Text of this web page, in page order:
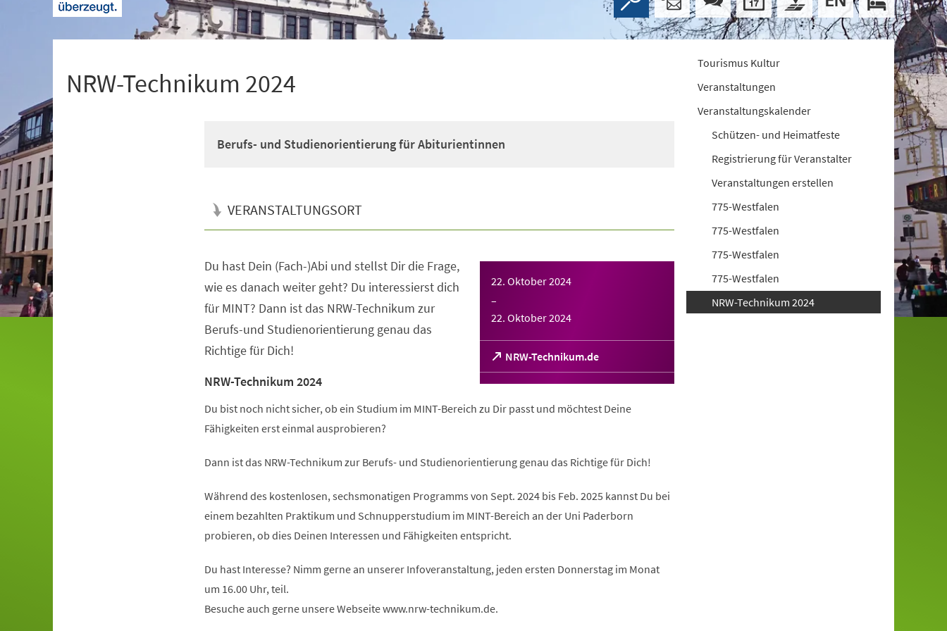
NRW-Technikum 2024
Berufs- und Studienorientierung für Abiturientinnen
VERANSTALTUNGSORT
22. Oktober 2024
–
22. Oktober 2024
NRW-Technikum.de
(Öffnet
in
einem
Tab)
Du hast Dein (Fach-)Abi und stellst Dir die Frage,
wie es danach weiter geht? Du interessierst dich
für MINT? Dann ist das NRW-Technikum zur
Berufs-und Studienorientierung genau das
Richtige für Dich!
NRW-Technikum 2024
Du bist noch nicht sicher, ob ein Studium im MINT-Bereich zu Dir passt und möchtest Deine
Fähigkeiten erst einmal ausprobieren?
Dann ist das NRW-Technikum zur Berufs- und Studienorientierung genau das Richtige für Dich!
Während des kostenlosen, sechsmonatigen Programms von Sept. 2024 bis Feb. 2025 kannst Du bei
einem bezahlten Praktikum und Schnupperstudium im MINT-Bereich an der Uni Paderborn
probieren, ob dies Deinen Interessen und Fähigkeiten entspricht.
Du hast Interesse? Nimm gerne an unserer Infoveranstaltung, jeden ersten Donnerstag im Monat
um 16.00 Uhr, teil.
Besuche auch gerne unsere Webseite www.nrw-technikum.de.
Tourismus Kultur
Veranstaltungen
Veranstaltungskalender
Schützen- und Heimatfeste
Registrierung für Veranstalter
Veranstaltungen erstellen
775-Westfalen
775-Westfalen
775-Westfalen
775-Westfalen
NRW-Technikum 2024